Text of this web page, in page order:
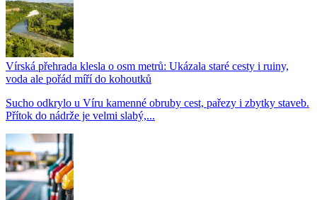
Vírská přehrada klesla o osm metrů: Ukázala staré cesty i ruiny,
voda ale pořád míří do kohoutků
Sucho odkrylo u Víru kamenné obruby cest, pařezy i zbytky staveb.
Přítok do nádrže je velmi slabý,...